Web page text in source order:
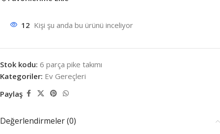
12 Kişi şu anda bu ürünü inceliyor
Stok kodu: 6 parça pike takımı
Kategoriler: Ev Gereçleri
Paylaş
Değerlendirmeler (0)